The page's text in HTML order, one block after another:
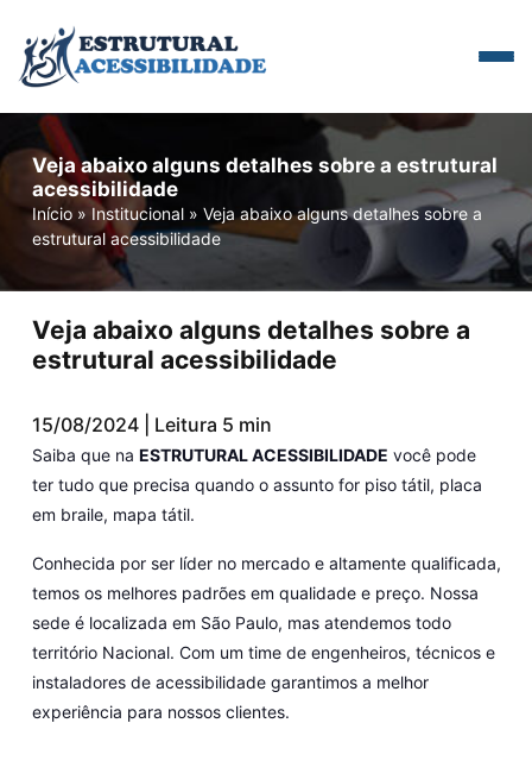
Veja abaixo alguns detalhes sobre a estrutural
acessibilidade
Início» Institucional» Veja abaixo alguns detalhes sobre a
estrutural acessibilidade
Veja abaixo alguns detalhes sobre a
estrutural acessibilidade
15/08/2024 | Leitura 5 min
Saiba que na ESTRUTURAL ACESSIBILIDADE você pode
ter tudo que precisa quando o assunto for piso tátil, placa
em braile, mapa tátil.
Conhecida por ser líder no mercado e altamente qualificada,
temos os melhores padrões em qualidade e preço. Nossa
sede é localizada em São Paulo, mas atendemos todo
território Nacional. Com um time de engenheiros, técnicos e
instaladores de acessibilidade garantimos a melhor
experiência para nossos clientes.